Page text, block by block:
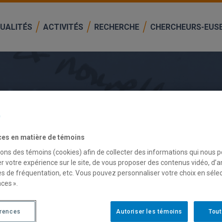
ACTIVITÉS RECHERCHE CHERCHEURS-
TRADITION LATINO-AMÉRICAINE
Pimentel et Dominic Lapointe (UQAM, CRISES) qui
en matière de témoins
des témoins (cookies) afin de collecter des informations qui nous
votre expérience sur le site, de vous proposer des contenus vidéo,
de fréquentation, etc. Vous pouvez personnaliser votre choix en
».
Autoriser les témoins